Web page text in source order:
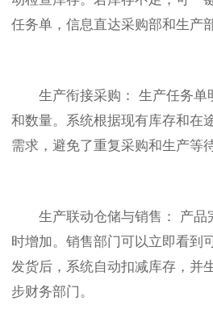
任务单，信息直达采购部和生产部
生产衔接采购： 生产任务单
和数量。系统根据现有库存和在
需求，避免了重复采购和生产等待
生产联动仓储与销售： 产品
时增加。销售部门可以立即看到
发货后，系统自动扣减库存，并
步财务部门。